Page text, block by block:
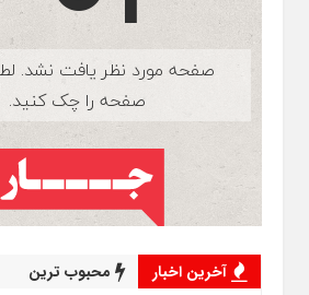
آخرین اخبار محبوب ترین